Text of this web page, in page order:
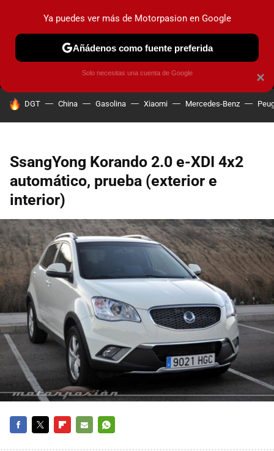
MENÚ NUEVO
COCHES ELÉCTRICOS OBSERVATORIO
HOY SE HABLA DE
DGT China Gasolina Xiaomi Mercedes-Benz
SsangYong Korando 2.0 e-XDI 4x2
automático, prueba (exterior e
interior)
×
Ya puedes ver más de Motorpasion en Google
Añádenos como fuente preferida
Solo necesitas una cuenta de Google